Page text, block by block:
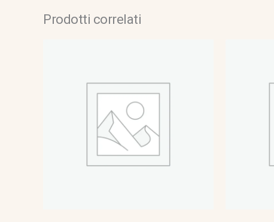
Prodotti correlati